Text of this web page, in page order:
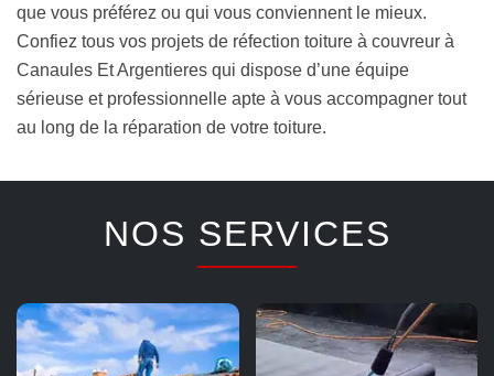
que vous préférez ou qui vous conviennent le mieux.
Confiez tous vos projets de réfection toiture à couvreur à
Canaules Et Argentieres qui dispose d’une équipe
sérieuse et professionnelle apte à vous accompagner tout
au long de la réparation de votre toiture.
NOS SERVICES